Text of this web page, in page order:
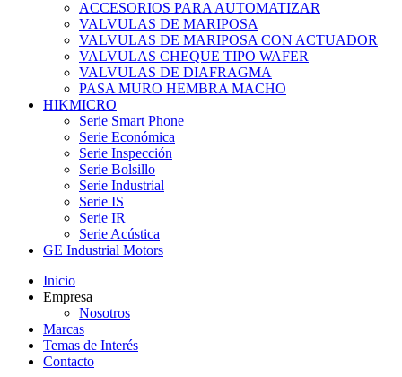
ACCESORIOS PARA AUTOMATIZAR
VALVULAS DE MARIPOSA
VALVULAS DE MARIPOSA CON ACTUADOR
VALVULAS CHEQUE TIPO WAFER
VALVULAS DE DIAFRAGMA
PASA MURO HEMBRA MACHO
HIKMICRO
Serie Smart Phone
Serie Económica
Serie Inspección
Serie Bolsillo
Serie Industrial
Serie IS
Serie IR
Serie Acústica
GE Industrial Motors
Inicio
Empresa
Nosotros
Marcas
Temas de Interés
Contacto